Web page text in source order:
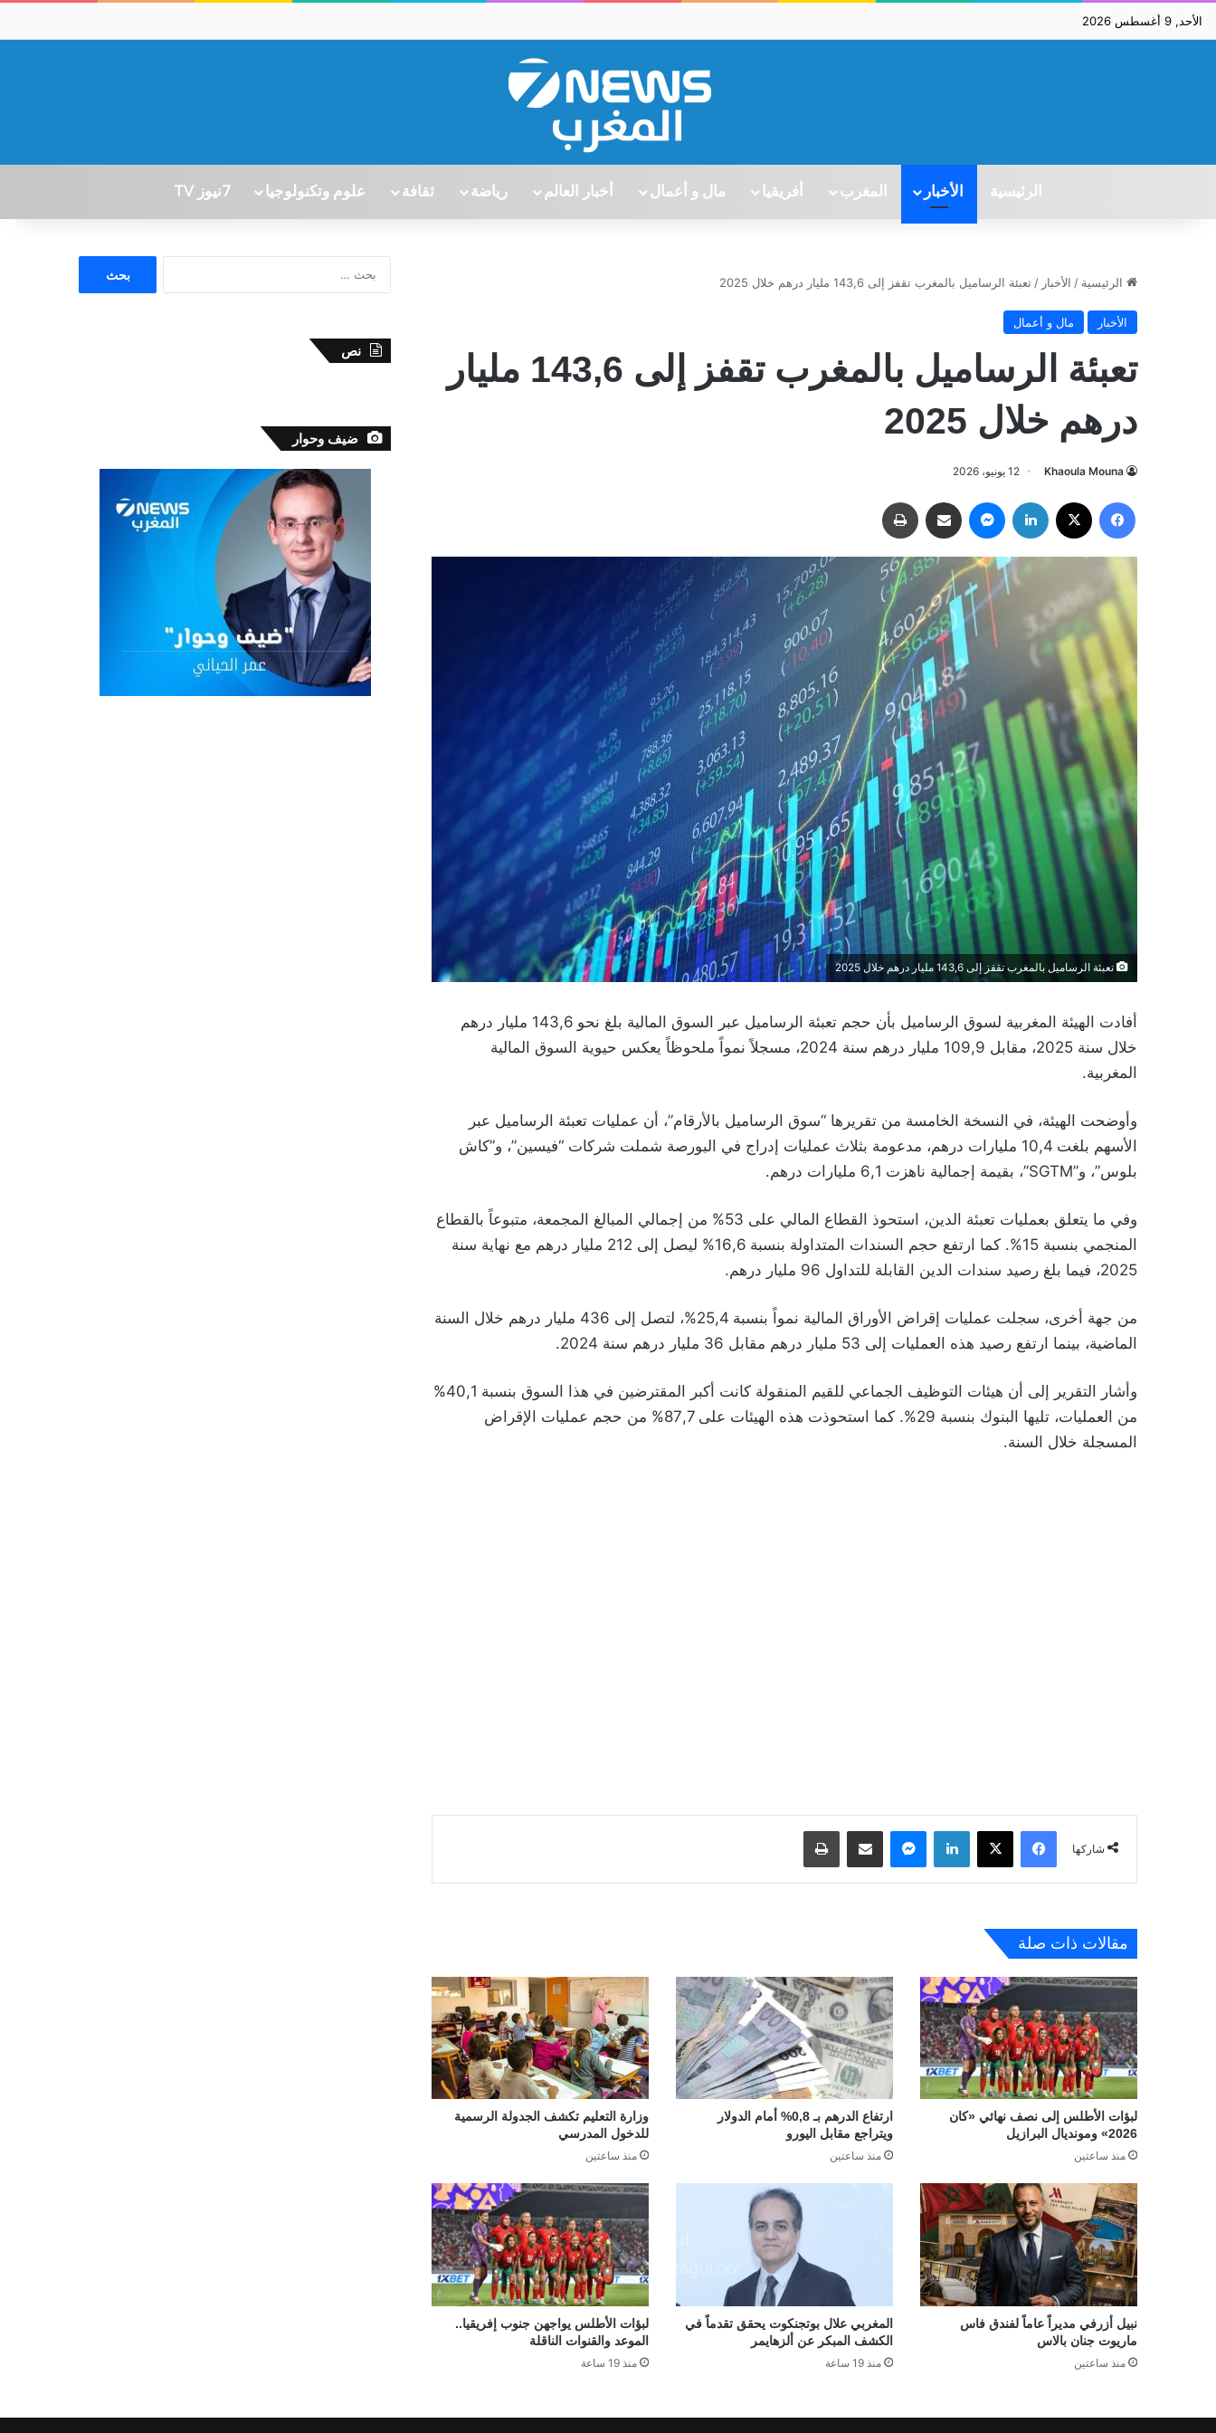
الأحد, 9 أغسطس 2026
الرئيسية الأخبار المغرب أفريقيا مال و أعمال أخبار العالم رياضة ثقافة علوم وتكنولوجيا 7نيوز TV
الرئيسية / الأخبار / تعبئة الرساميل بالمغرب تقفز إلى 143,6 مليار درهم خلال 2025
الأخبار مال و أعمال
تعبئة الرساميل بالمغرب تقفز إلى 143,6 مليار
درهم خلال 2025
Khaoula Mouna 12 يونيو، 2026
تعبئة الرساميل بالمغرب تقفز إلى 143,6 مليار درهم خلال 2025
أفادت الهيئة المغربية لسوق الرساميل بأن حجم تعبئة الرساميل عبر السوق المالية بلغ نحو 143,6 مليار درهم
خلال سنة 2025، مقابل 109,9 مليار درهم سنة 2024، مسجلاً نمواً ملحوظاً يعكس حيوية السوق المالية
المغربية.
وأوضحت الهيئة، في النسخة الخامسة من تقريرها “سوق الرساميل بالأرقام”، أن عمليات تعبئة الرساميل عبر
الأسهم بلغت 10,4 مليارات درهم، مدعومة بثلاث عمليات إدراج في البورصة شملت شركات “فيسين”، و”كاش
بلوس”، و”SGTM”، بقيمة إجمالية ناهزت 6,1 مليارات درهم.
وفي ما يتعلق بعمليات تعبئة الدين، استحوذ القطاع المالي على 53% من إجمالي المبالغ المجمعة، متبوعاً بالقطاع
المنجمي بنسبة 15%. كما ارتفع حجم السندات المتداولة بنسبة 16,6% ليصل إلى 212 مليار درهم مع نهاية سنة
2025، فيما بلغ رصيد سندات الدين القابلة للتداول 96 مليار درهم.
من جهة أخرى، سجلت عمليات إقراض الأوراق المالية نمواً بنسبة 25,4%، لتصل إلى 436 مليار درهم خلال السنة
الماضية، بينما ارتفع رصيد هذه العمليات إلى 53 مليار درهم مقابل 36 مليار درهم سنة 2024.
وأشار التقرير إلى أن هيئات التوظيف الجماعي للقيم المنقولة كانت أكبر المقترضين في هذا السوق بنسبة 40,1%
من العمليات، تليها البنوك بنسبة 29%. كما استحوذت هذه الهيئات على 87,7% من حجم عمليات الإقراض
المسجلة خلال السنة.
شاركها
فيسبوك لينكدإن
مقالات ذات صلة
لبؤات الأطلس إلى نصف نهائي «كان
2026» ومونديال البرازيل
منذ ساعتين
ارتفاع الدرهم بـ 0,8% أمام الدولار
ويتراجع مقابل اليورو
منذ ساعتين
وزارة التعليم تكشف الجدولة الرسمية
للدخول المدرسي
منذ ساعتين
نبيل أزرفي مديراً عاماً لفندق فاس
ماريوت جنان بالاس
منذ ساعتين
المغربي علال بوتجنكوت يحقق تقدماً في
الكشف المبكر عن ألزهايمر
منذ 19 ساعة
لبؤات الأطلس يواجهن جنوب إفريقيا..
الموعد والقنوات الناقلة
منذ 19 ساعة
نص
ضيف وحوار